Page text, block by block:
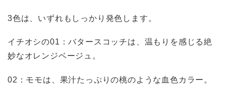
3色は、いずれもしっかり発色します。
イチオシの01：バタースコッチは、温もりを感じる絶
妙なオレンジベージュ。
02：モモは、果汁たっぷりの桃のような血色カラー。